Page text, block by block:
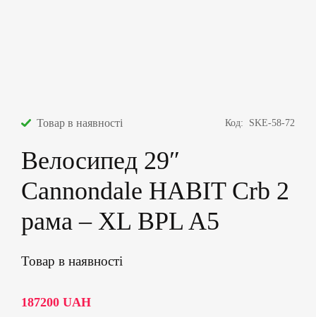
Товар в наявності Код: SKE-58-72
Велосипед 29″
Cannondale HABIT Crb 2
рама – XL BPL A5
Товар в наявності
187200 UAH